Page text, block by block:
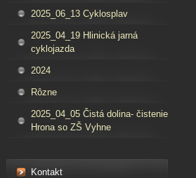
2025_06_13 Cyklosplav
2025_04_19 Hlinická jarná
cyklojazda
2024
Rôzne
2025_04_05 Čistá dolina- čistenie
Hrona so ZŠ Vyhne
Kontakt